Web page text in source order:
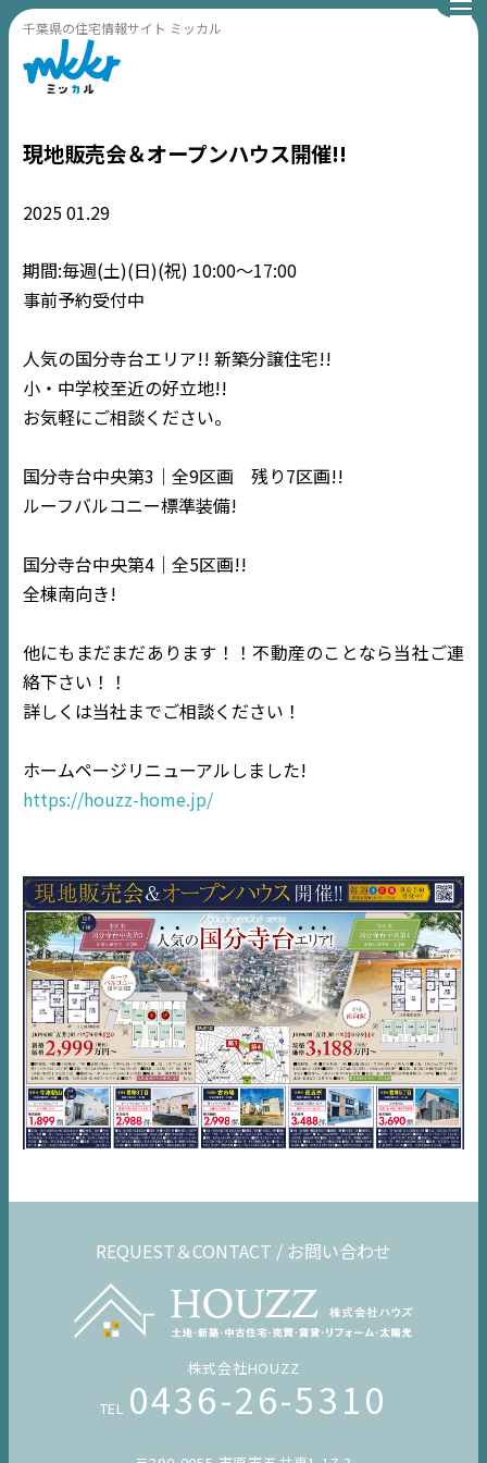
千葉県の住宅情報サイト ミッカル
TOP
NEWS
EVENT
市原エリア
千葉エリア
内房エリア
デジタルサイネージ
不動産一括査定
コラム
現地販売会＆オープンハウス開催!!
202501.29
期間:毎週(土)(日)(祝) 10:00〜17:00
事前予約受付中
人気の国分寺台エリア!! 新築分譲住宅!!
小・中学校至近の好立地!!
お気軽にご相談ください。
国分寺台中央第3｜全9区画 残り7区画!!
ルーフバルコニー標準装備!
国分寺台中央第4｜全5区画!!
全棟南向き!
他にもまだまだあります！！不動産のことなら当社ご連
絡下さい！！
詳しくは当社までご相談ください！
ホームページリニューアルしました!
https://houzz-home.jp/
REQUEST＆CONTACT / お問い合わせ
株式会社HOUZZ
TEL 0436-26-5310